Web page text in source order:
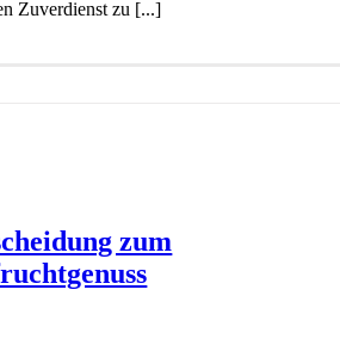
Zuverdienst zu [...]
zum